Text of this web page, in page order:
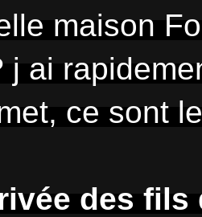
maison
j ai
ce sont
des fils